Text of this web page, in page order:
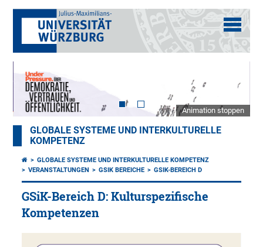
Animation stoppen
GLOBALE SYSTEME UND INTERKULTURELLE
KOMPETENZ
GLOBALE SYSTEME UND INTERKULTURELLE KOMPETENZ
VERANSTALTUNGEN
GSIK BEREICHE GSIK-BEREICH D
GSiK-Bereich D: Kulturspezifische
Kompetenzen